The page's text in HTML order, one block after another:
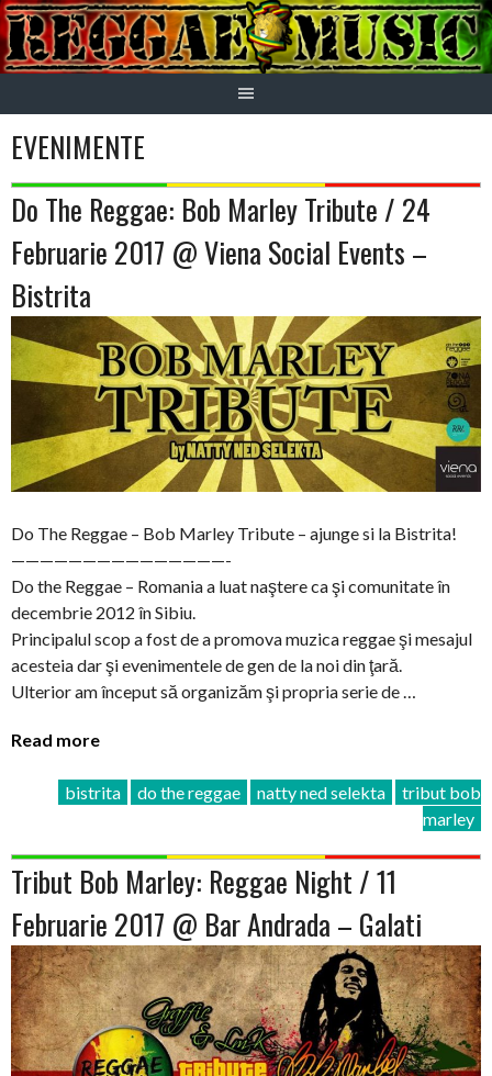
Skip
to
content
EVENIMENTE
Do The Reggae: Bob Marley Tribute / 24
Februarie 2017 @ Viena Social Events –
Bistrita
Do The Reggae – Bob Marley Tribute – ajunge si la Bistrita!
———————————————-
Do the Reggae – Romania a luat naştere ca şi comunitate în
decembrie 2012 în Sibiu.
Principalul scop a fost de a promova muzica reggae şi mesajul
acesteia dar şi evenimentele de gen de la noi din ţară.
Ulterior am început să organizăm şi propria serie de …
Read more
bistrita do the reggae natty ned selekta
tribut bob
marley
Tribut Bob Marley: Reggae Night / 11
Februarie 2017 @ Bar Andrada – Galati